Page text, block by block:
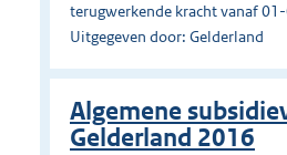
terugwerkende kracht vanaf
Uitgegeven door: Gelderland
Algemene
Gelderland 2016